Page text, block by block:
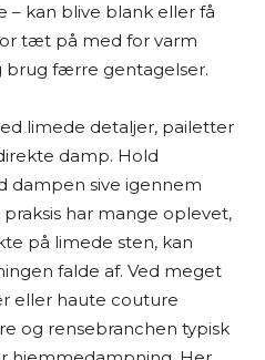
– kan blive blank eller få
tæt på med for varm
brug færre gentagelser.
limede detaljer, pailetter
damp. Hold
dampen sive igennem
har mange oplevet,
på limede sten, kan
falde af. Ved meget
eller haute couture
og rensebranchen typisk